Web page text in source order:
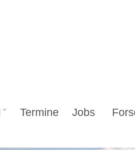
Termine Jobs